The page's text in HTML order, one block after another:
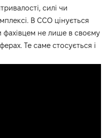
силі чи
В ССО цінується
фахівцем не лише в своєму
Те саме стосується і